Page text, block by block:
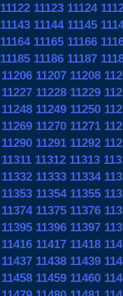
11122 11123 11124
11143 11144 11145
11164 11165 11166
11185 11186 11187
11206 11207 11208
11227 11228 11229
11248 11249 11250
11269 11270 11271
11290 11291 11292
11311 11312 11313
11332 11333 11334
11353 11354 11355
11374 11375 11376
11395 11396 11397
11416 11417 11418
11437 11438 11439
11458 11459 11460